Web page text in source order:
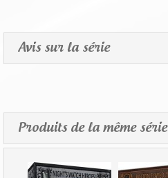
Avis sur la série
Produits de la même série